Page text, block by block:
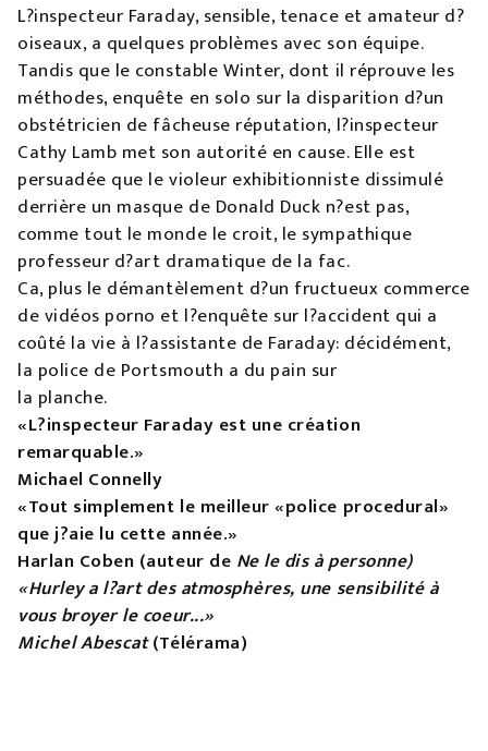
L?inspecteur Faraday, sensible, tenace et amateur d?
oiseaux, a quelques problèmes avec son équipe.
Tandis que le constable Winter, dont il réprouve les
méthodes, enquête en solo sur la disparition d?un
obstétricien de fâcheuse réputation, l?inspecteur
Cathy Lamb met son autorité en cause. Elle est
persuadée que le violeur exhibitionniste dissimulé
derrière un masque de Donald Duck n?est pas,
comme tout le monde le croit, le sympathique
professeur d?art dramatique de la fac.
Ca, plus le démantèlement d?un fructueux commerce
de vidéos porno et l?enquête sur l?accident qui a
coûté la vie à l?assistante de Faraday: décidément,
la police de Portsmouth a du pain sur
la planche.
«L?inspecteur Faraday est une création
remarquable.»
Michael Connelly
«Tout simplement le meilleur «police procedural»
que j?aie lu cette année.»
Harlan Coben (auteur de Ne le dis à personne)
«Hurley a l?art des atmosphères, une sensibilité à
vous broyer le coeur...»
Michel Abescat(Télérama)